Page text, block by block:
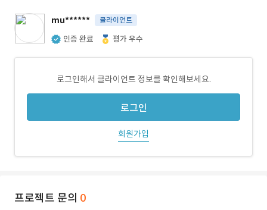
mu****** 클라이언트
인증 완료 평가 우수
로그인해서 클라이언트 정보를 확인해보세요.
로그인
회원가입
프로젝트 문의 0